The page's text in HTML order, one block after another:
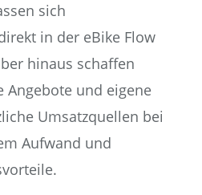
sich
in der eBike Flow
hinaus schaffen
Angebote und eigene
Umsatzquellen bei
Aufwand und